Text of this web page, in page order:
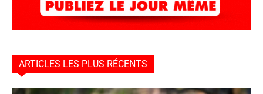
ARTICLES LES PLUS RÉCENTS